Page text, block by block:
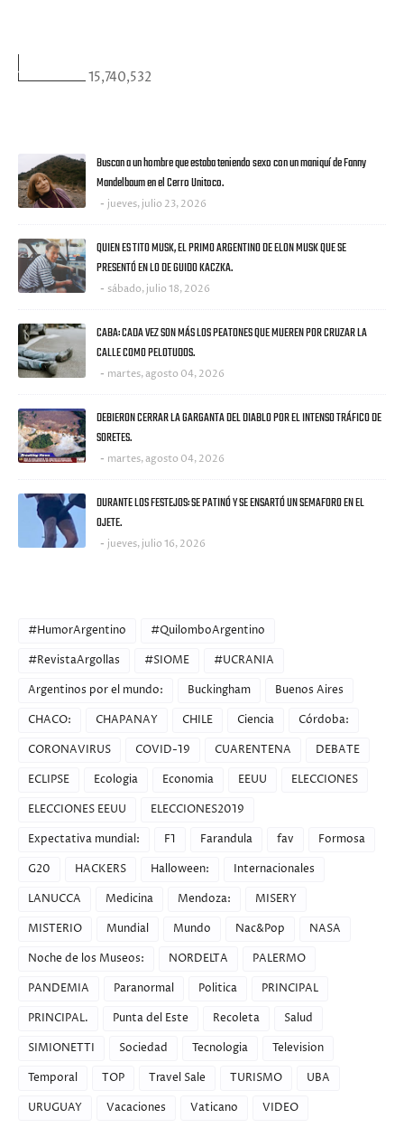
15,740,532
Buscan a un hombre que estaba teniendo sexo con un maniquí de Fanny
Mandelbaum en el Cerro Unitoco.
jueves, julio 23, 2026
QUIEN ES TITO MUSK, EL PRIMO ARGENTINO DE ELON MUSK QUE SE
PRESENTÓ EN LO DE GUIDO KACZKA.
sábado, julio 18, 2026
CABA: CADA VEZ SON MÁS LOS PEATONES QUE MUEREN POR CRUZAR LA
CALLE COMO PELOTUDOS.
martes, agosto 04, 2026
DEBIERON CERRAR LA GARGANTA DEL DIABLO POR EL INTENSO TRÁFICO DE
SORETES.
martes, agosto 04, 2026
DURANTE LOS FESTEJOS: SE PATINÓ Y SE ENSARTÓ UN SEMAFORO EN EL
OJETE.
jueves, julio 16, 2026
#HumorArgentino
#QuilomboArgentino
#RevistaArgollas
#SIOME
#UCRANIA
Argentinos por el mundo:
Buckingham
Buenos Aires
CHACO:
CHAPANAY CHILE Ciencia
Córdoba:
CORONAVIRUS
COVID-19 CUARENTENA
DEBATE
ECLIPSE
Ecologia Economia EEUU
ELECCIONES
ELECCIONES EEUU
ELECCIONES2019
Expectativa mundial:
F1 Farandula fav
Formosa
G20
HACKERS Halloween:
Internacionales
LANUCCA
Medicina Mendoza:
MISERY
MISTERIO
Mundial Mundo Nac&Pop
NASA
Noche de los Museos:
NORDELTA
PALERMO
PANDEMIA
Paranormal Politica
PRINCIPAL
PRINCIPAL.
Punta del Este Recoleta
Salud
SIMIONETTI
Sociedad Tecnologia
Television
Temporal
TOP Travel Sale TURISMO
UBA
URUGUAY
Vacaciones Vaticano VIDEO